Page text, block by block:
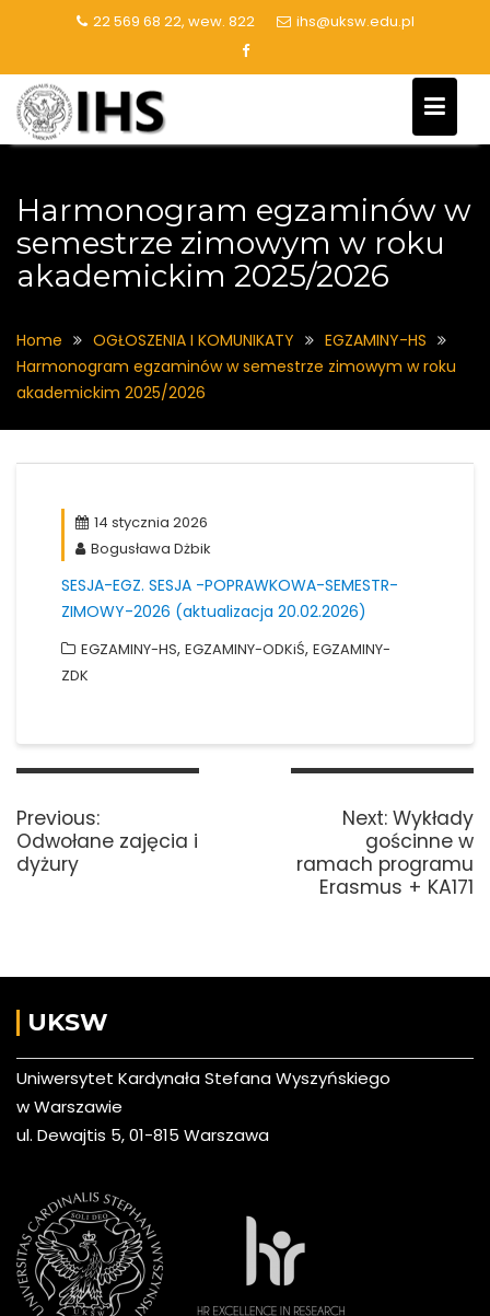
22 569 68 22, wew. 822 ihs@uksw.edu.pl
Harmonogram egzaminów w
semestrze zimowym w roku
akademickim 2025/2026
Home OGŁOSZENIA I KOMUNIKATY
EGZAMINY-HS
Harmonogram egzaminów w semestrze zimowym w roku
akademickim 2025/2026
14 stycznia 2026
Bogusława Dżbik
SESJA-EGZ. SESJA -POPRAWKOWA-SEMESTR-
ZIMOWY-2026 (aktualizacja 20.02.2026)
EGZAMINY-HS, EGZAMINY-ODKiŚ, EGZAMINY-
ZDK
Nawigacja
Previous:Previous
post:
Odwołane zajęcia i
dyżury
Next: Next
post:
Wykłady
gościnne w
ramach programu
Erasmus + KA171
UKSW
Uniwersytet Kardynała Stefana Wyszyńskiego
w Warszawie
ul. Dewajtis 5, 01-815 Warszawa